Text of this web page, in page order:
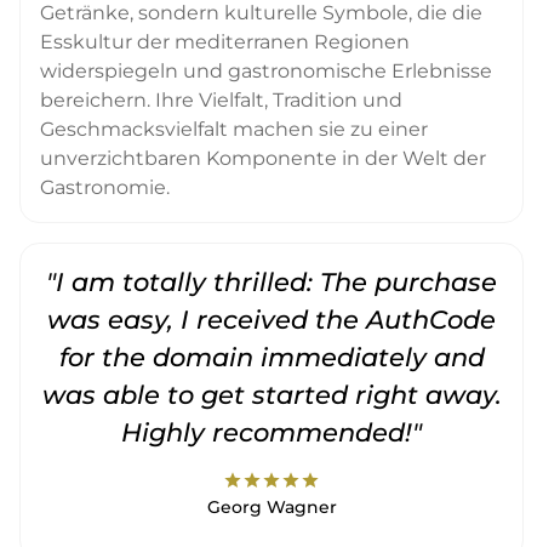
Getränke, sondern kulturelle Symbole, die die
Esskultur der mediterranen Regionen
widerspiegeln und gastronomische Erlebnisse
bereichern. Ihre Vielfalt, Tradition und
Geschmacksvielfalt machen sie zu einer
unverzichtbaren Komponente in der Welt der
Gastronomie.
"I am totally thrilled: The purchase
was easy, I received the AuthCode
for the domain immediately and
was able to get started right away.
Highly recommended!"
starstarstarstarstar
Georg Wagner